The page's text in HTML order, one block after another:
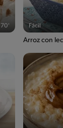
70' Fácil
Arroz con